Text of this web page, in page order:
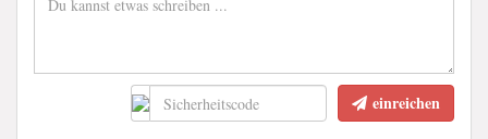
einreichen